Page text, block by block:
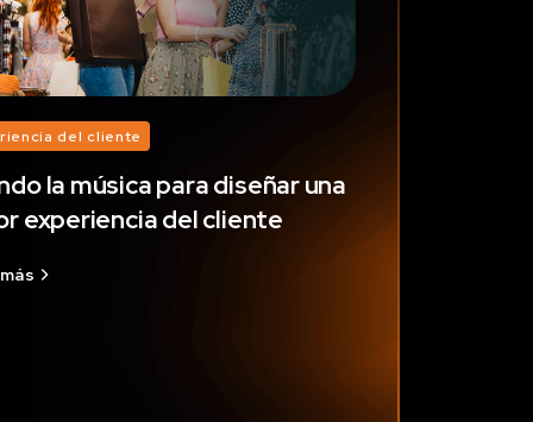
del cliente
la música para diseñar una
experiencia del cliente